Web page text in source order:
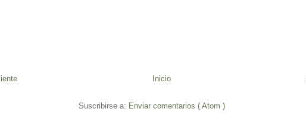
Inicio
Suscribirse a: Enviar comentarios ( Atom )